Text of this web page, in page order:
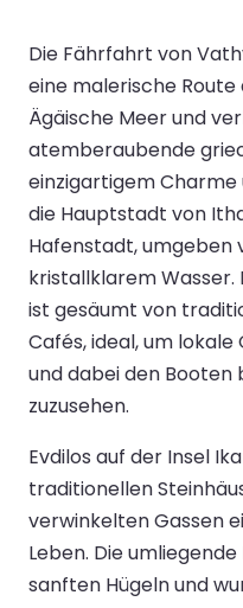
Die Fährfahrt von
eine malerische
Ägäische Meer und
atemberaubende
einzigartigem Charme
die Hauptstadt von
Hafenstadt, umgeben
kristallklarem
ist gesäumt von
Cafés, ideal, um
und dabei den Booten
zuzusehen.
Evdilos auf der Insel
traditionellen
verwinkelten Gassen
Leben. Die
sanften Hügeln und